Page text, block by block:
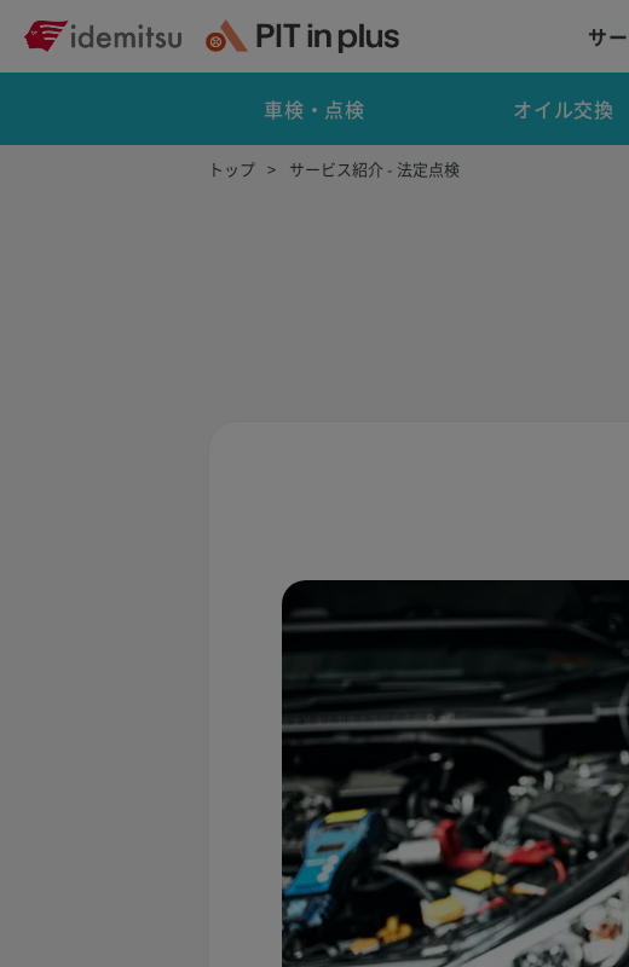
サ
車検・点検 オイル交換
トップ サービス紹介 - 法定点検